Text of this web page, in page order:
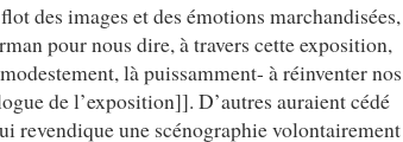
des images et des émotions marchandisées,
pour nous dire, à travers cette exposition,
là puissamment- à réinventer nos
de l’exposition]]. D’autres auraient cédé
revendique une scénographie volontairement